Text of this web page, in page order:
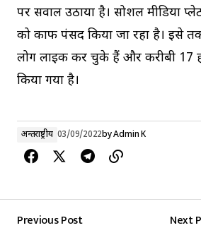
पर सवाल उठाया है। सोशल मीडिया
को काफी पंसद किया जा रहा है। इसे
लोग लाइक कर चुके हैं और करीबी 17
किया गया है।
अन्तर्राष्ट्रीय 03/09/2022byAdmin K
Previous Post
Next